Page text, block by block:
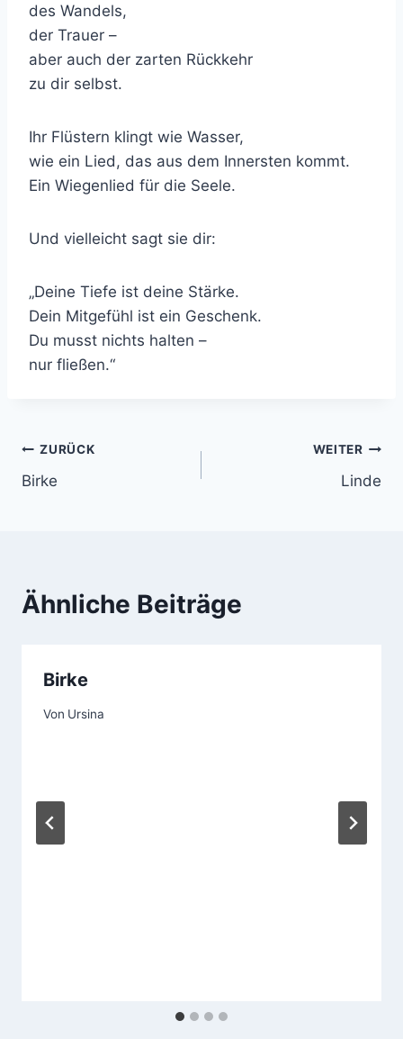
des Wandels,
der Trauer –
aber auch der zarten Rückkehr
zu dir selbst.
Ihr Flüstern klingt wie Wasser,
wie ein Lied, das aus dem Innersten kommt.
Ein Wiegenlied für die Seele.
Und vielleicht sagt sie dir:
„Deine Tiefe ist deine Stärke.
Dein Mitgefühl ist ein Geschenk.
Du musst nichts halten –
nur fließen.“
Beitragsnavigation
ZURÜCK
Birke
WEITER
Linde
Ähnliche Beiträge
Birke
Von Ursina